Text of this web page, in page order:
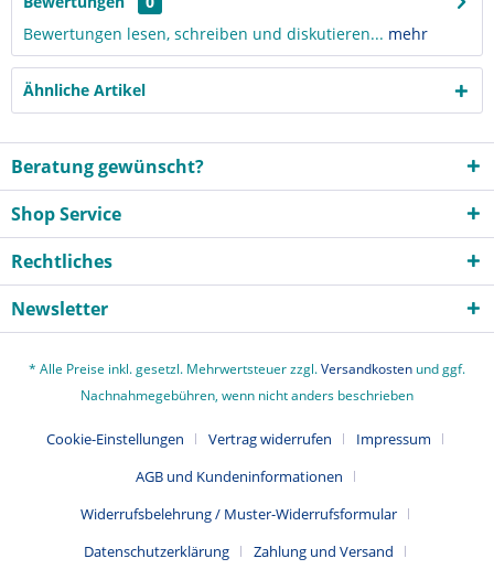
Bewertungen lesen, schreiben und diskutieren... mehr
Ähnliche Artikel
Beratung gewünscht?
Shop Service
Rechtliches
Newsletter
* Alle Preise inkl. gesetzl. Mehrwertsteuer zzgl.Versandkosten und ggf.
Nachnahmegebühren, wenn nicht anders beschrieben
Cookie-Einstellungen Vertrag widerrufen
Impressum
AGB und Kundeninformationen
Widerrufsbelehrung / Muster-Widerrufsformular
Datenschutzerklärung
Zahlung und Versand